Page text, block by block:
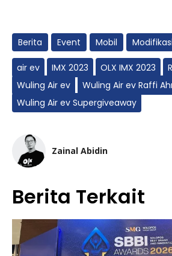
Berita Event Mobil Modifikasi
air ev IMX 2023 OLX IMX 2023
Wuling Air ev
Wuling Air ev Raffi
Wuling Air ev Supergiveaway
Zainal Abidin
Berita Terkait